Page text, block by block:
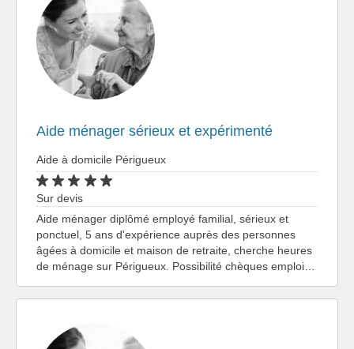
Aide ménager sérieux et expérimenté
Aide à domicile Périgueux
Sur devis
Aide ménager diplômé employé familial, sérieux et
ponctuel, 5 ans d'expérience auprès des personnes
âgées à domicile et maison de retraite, cherche heures
de ménage sur Périgueux. Possibilité chèques emploi…